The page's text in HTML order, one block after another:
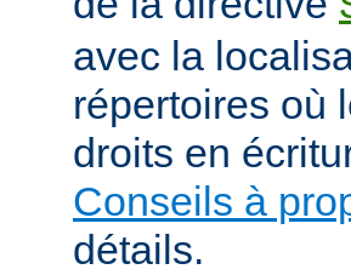
avec la
répertoires où
droits en
Conseils à
détails.